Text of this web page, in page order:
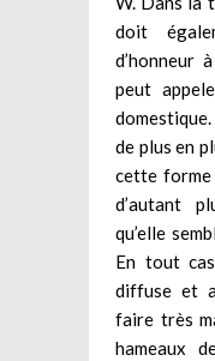
doit
d’honneur
peut
de plus en
cette
d’autant
qu’elle
En tout
diffuse et
faire très
hameaux